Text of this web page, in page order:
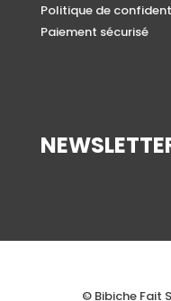
Politique de
Paiement sécurisé
© Bibiche Fait